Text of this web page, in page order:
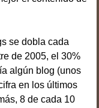
se dobla cada
de 2005, el 30%
algún blog (unos
en los últimos
8 de cada 10